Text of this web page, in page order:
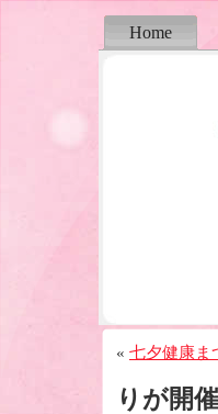
Home
« 七夕健康
りが開